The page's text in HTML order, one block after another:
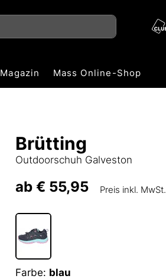
Magazin Mass Online-Shop
Brütting
Outdoorschuh Galveston
ab € 55,95 Preis inkl. MwSt.
Farbe: blau